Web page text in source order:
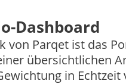
Dashboard
von Parqet ist das
übersichtlichen
in Echtzeit